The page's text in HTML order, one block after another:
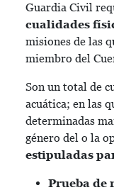
Guardia Civil
cualidades
misiones de las
miembro del
Son un total de
acuática; en las
determinadas
género del o la
estipuladas
Prueba de